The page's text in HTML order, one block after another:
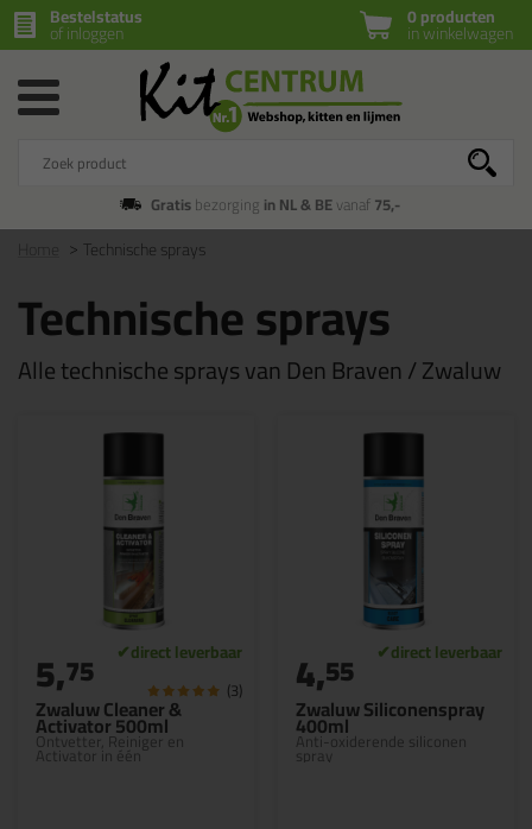
0 producten
in winkelwagen
Bestelstatus
of inloggen
Gratisbezorging in NL & BEvanaf75,-
Technische sprays
Technische sprays
Alle technische sprays van Den Braven / Zwaluw
Zwaluw Cleaner &
Activator 500ml
Ontvetter, Reiniger en
Activator in één
5,75 (3)
Zwaluw Siliconenspray
400ml
Anti-oxiderende siliconen
spray
4,55